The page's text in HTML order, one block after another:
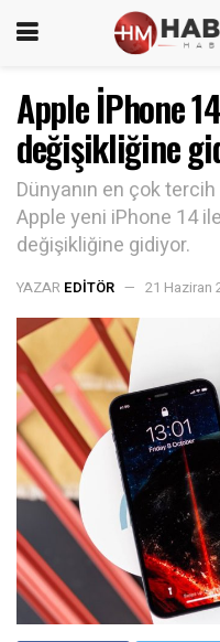
Apple İPhone
değişikliğine
Dünyanın en çok
Apple yeni iPhone 14
değişikliğine gidiyor.
YAZAR EDITÖR 21 Haziran